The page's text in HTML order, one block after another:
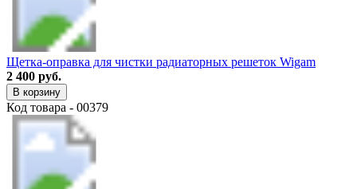
Щетка-оправка для чистки радиаторных решеток Wigam
2 400 руб.
В корзину
Код товара - 00379